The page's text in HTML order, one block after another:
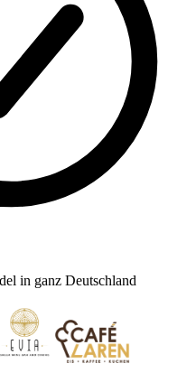
in ganz Deutschland